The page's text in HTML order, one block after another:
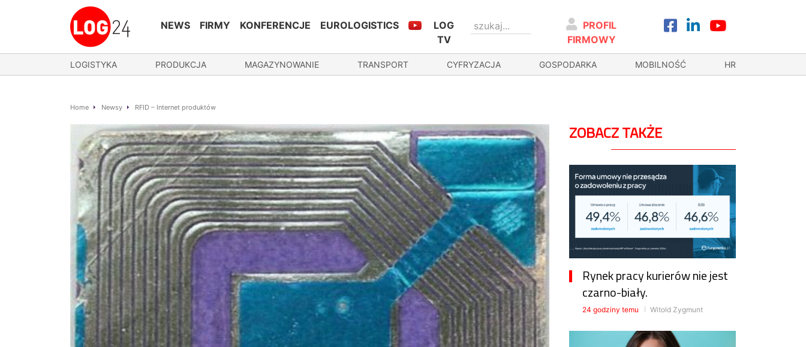
NEWS FIRMY KONFERENCJE EUROLOGISTICS
LOG
TV
PROFIL
FIRMOWY
LOGISTYKA PRODUKCJA MAGAZYNOWANIE TRANSPORT CYFRYZACJA GOSPODARKA MOBILNOŚĆ HR
Home Newsy RFID – Internet produktów
ZOBACZ TAKŻE
Rynek pracy kurierów nie jest
czarno-biały.
24 godziny temu Witold Zygmunt